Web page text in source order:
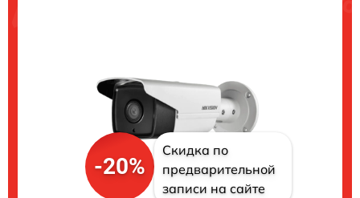
-20%
Скидка по
предварительной
записи на сайте